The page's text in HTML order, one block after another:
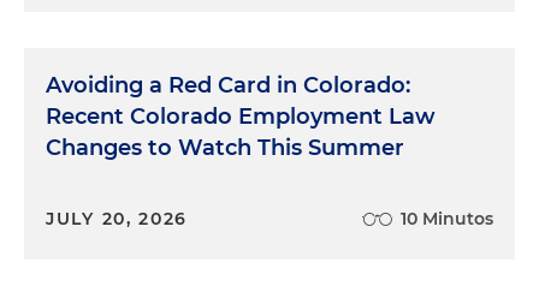
Avoiding a Red Card in Colorado:
Recent Colorado Employment Law
Changes to Watch This Summer
JULY 20, 2026 10 Minutos